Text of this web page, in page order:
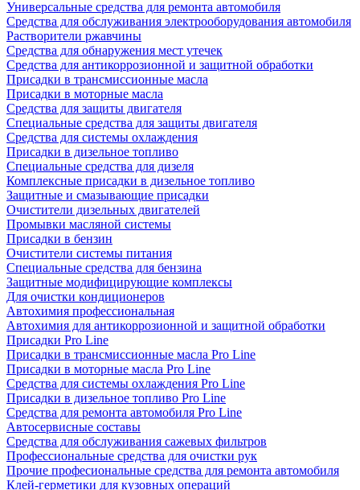
Универсальные средства для ремонта автомобиля
Средства для обслуживания электрооборудования автомобиля
Растворители ржавчины
Средства для обнаружения мест утечек
Средства для антикоррозионной и защитной обработки
Присадки в трансмиссионные масла
Присадки в моторные масла
Средства для защиты двигателя
Специальныe средства для защиты двигателя
Средства для системы охлаждения
Присадки в дизельное топливо
Спeциальные средства для дизеля
Комплексные присадки в дизельное топливо
Защитные и смазывающие присадки
Очистители дизельных двигателей
Промывки масляной системы
Присадки в бензин
Очистители системы питания
Специальные срeдства для бензина
Защитные модифицирующие комплексы
Для очистки кондиционеров
Автохимия профессиональная
Автохимия для антикоррозионной и защитной обработки
Присадки Pro Line
Присадки в трансмиссионные масла Pro Line
Присадки в моторные масла Pro Line
Средства для системы охлаждения Pro Line
Присадки в дизельное топливо Pro Line
Средства для ремонта автомобиля Pro Line
Автосервисные составы
Средства для обслуживания сажевых фильтров
Профессиональные средства для очистки рук
Прочие професиональные средства для ремонта автомобиля
Клей-герметики для кузовных операций